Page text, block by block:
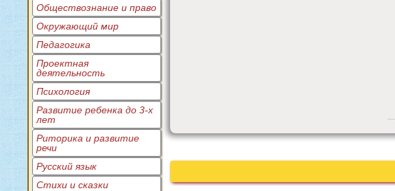
Обществознание и право
Окружающий мир
Педагогика
Проектная
деятельность
Психология
Развитие ребенка до 3-х
лет
Риторика и развитие
речи
Русский язык
Стихи и сказки